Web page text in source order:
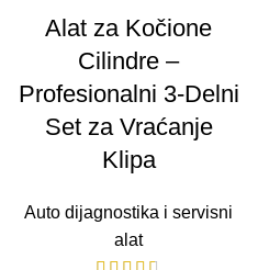
Alat za Kočione
Cilindre –
Profesionalni 3-Delni
Set za Vraćanje
Klipa
Auto dijagnostika i servisni
alat